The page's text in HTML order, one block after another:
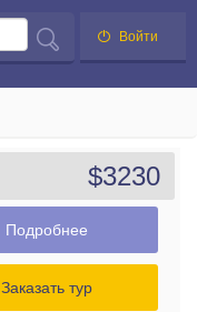
Войти
$3230
Подробнее
Заказать тур